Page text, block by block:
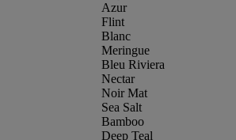
Azur
Flint
Blanc
Meringue
Bleu Riviera
Nectar
Noir Mat
Sea Salt
Bamboo
Deep Teal